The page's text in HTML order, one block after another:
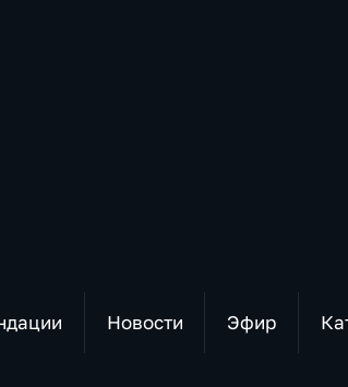
Новости Эфир